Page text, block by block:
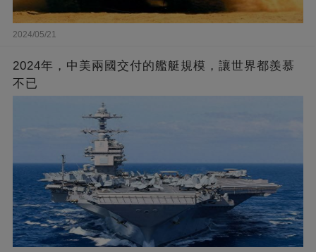
2024/05/21
2024年，中美兩國交付的艦艇規模，讓世界都羨慕
不已